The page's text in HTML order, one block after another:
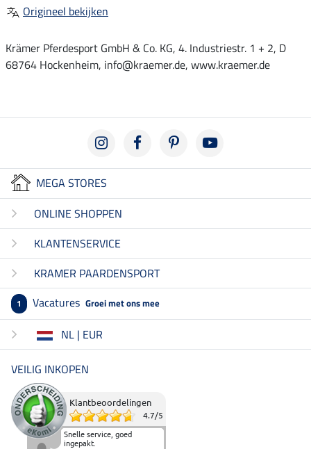
Origineel bekijken
Krämer Pferdesport GmbH & Co. KG, 4. Industriestr. 1 + 2, D
68764 Hockenheim, info@kraemer.de, www.kraemer.de
MEGA STORES
ONLINE SHOPPEN
KLANTENSERVICE
KRAMER PAARDENSPORT
1 Vacatures Groei met ons mee
NL | EUR
VEILIG INKOPEN
Klantbeoordelingen
4.7/5
Snelle service, goed
ingepakt.